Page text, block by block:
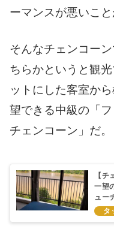
ーマンスが悪いこと
そんなチェンコー
ちらかというと観
ットにした客室か
望できる中級の「
チェンコーン」だ。
【
一望
ュー